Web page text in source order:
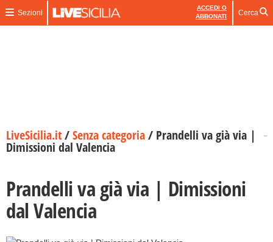
Sezioni
ACCEDI O
ABBONATI
Cerca
LiveSicilia.it/Senza categoria/ Prandelli va già via |
Dimissioni dal Valencia
Prandelli va già via | Dimissioni
dal Valencia